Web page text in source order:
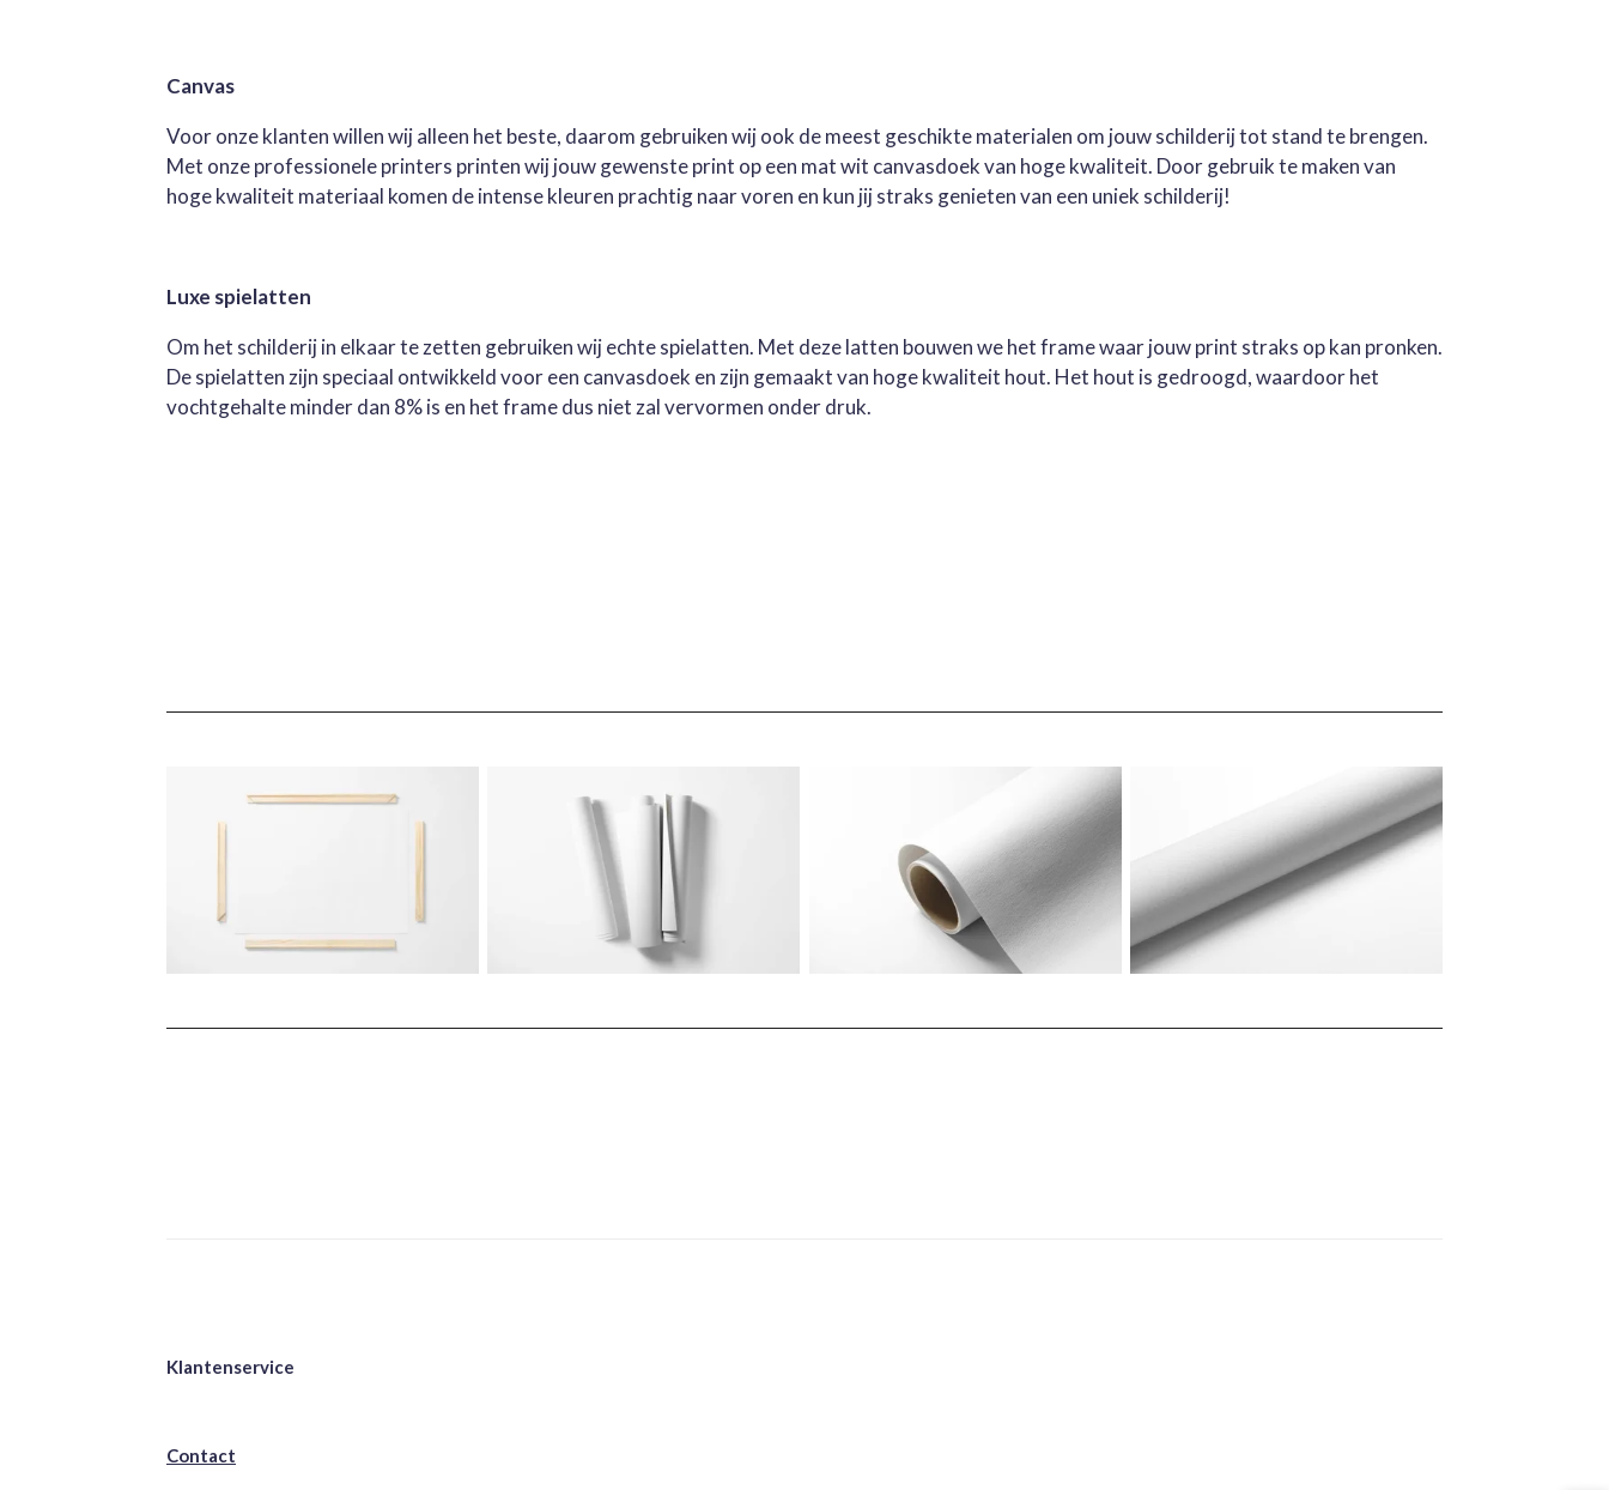
Canvas
Voor onze klanten willen wij alleen het beste, daarom gebruiken wij ook de meest geschikte materialen om jouw schilderij tot stand te brengen.
Met onze professionele printers printen wij jouw gewenste print op een mat wit canvasdoek van hoge kwaliteit. Door gebruik te maken van
hoge kwaliteit materiaal komen de intense kleuren prachtig naar voren en kun jij straks genieten van een uniek schilderij!
Luxe spielatten
Om het schilderij in elkaar te zetten gebruiken wij echte spielatten. Met deze latten bouwen we het frame waar jouw print straks op kan pronken.
De spielatten zijn speciaal ontwikkeld voor een canvasdoek en zijn gemaakt van hoge kwaliteit hout. Het hout is gedroogd, waardoor het
vochtgehalte minder dan 8% is en het frame dus niet zal vervormen onder druk.
Klantenservice
Contact